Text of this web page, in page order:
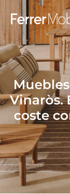
Vinaròs.
coste